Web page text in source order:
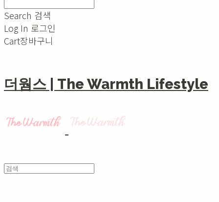
Search 검색
Log In 로그인
Cart장바구니
더웜스 | The Warmth Lifestyle